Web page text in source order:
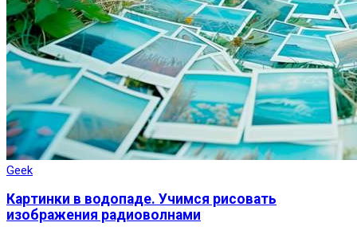
Geek
Картинки в водопаде. Учимся рисовать
изображения радиоволнами